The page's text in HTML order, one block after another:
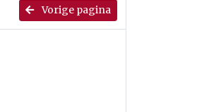
Vorige pagina